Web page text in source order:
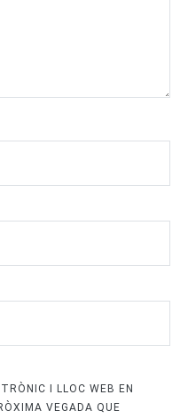
I LLOC WEB EN
VEGADA QUE